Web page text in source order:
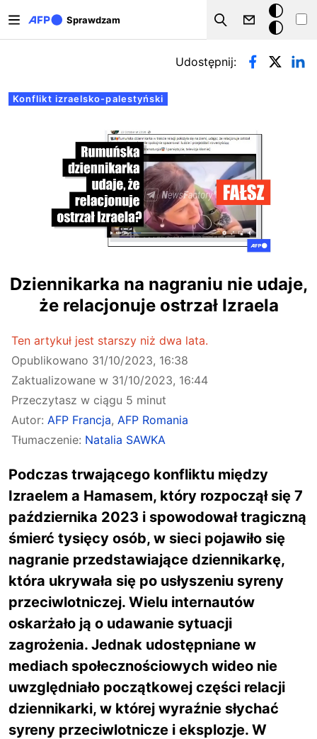
Sprawdzam
Szukaj
Tryb
ciemny
Zakładki podstawowe
Konflikt izraelsko-palestyński
Udostępnij:
Dziennikarka na nagraniu nie udaje,
że relacjonuje ostrzał Izraela
Ten artykuł jest starszy niż dwa lata.
Opublikowano 31/10/2023, 16:38
Zaktualizowane w 31/10/2023, 16:44
Przeczytasz w ciągu 5 minut
Autor: AFP Francja, AFP Romania
Tłumaczenie: Natalia SAWKA
Podczas trwającego konfliktu między
Izraelem a Hamasem, który rozpoczął się 7
października 2023 i spowodował tragiczną
śmierć tysięcy osób, w sieci pojawiło się
nagranie przedstawiające dziennikarkę,
która ukrywała się po usłyszeniu syreny
przeciwlotniczej. Wielu internautów
oskarżało ją o udawanie sytuacji
zagrożenia. Jednak udostępniane w
mediach społecznościowych wideo nie
uwzględniało początkowej części relacji
dziennikarki, w której wyraźnie słychać
syreny przeciwlotnicze i eksplozje. W